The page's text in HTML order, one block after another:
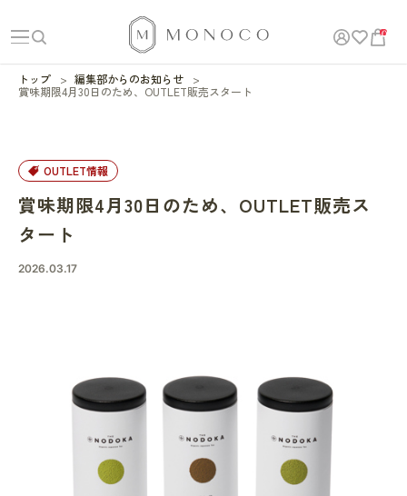
0
トップ
編集部からのお知らせ
賞味期限4月30日のため、OUTLET販売スタート
OUTLET情報
賞味期限4月30日のため、OUTLET販売ス
タート
2026.03.17